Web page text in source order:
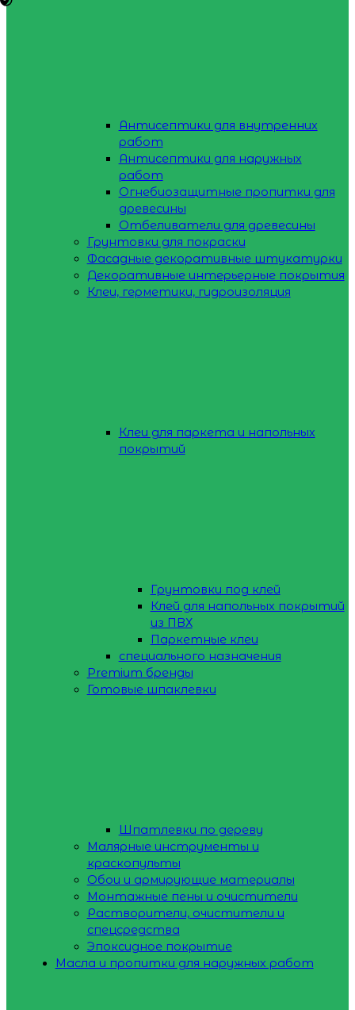
Антисептики для внутренних
работ
Антисептики для наружных
работ
Огнебиозащитные пропитки для
древесины
Отбеливатели для древесины
Грунтовки для покраски
Фасадные декоративные штукатурки
Декоративные интерьерные покрытия
Клеи, герметики, гидроизоляция
Клеи для паркета и напольных
покрытий
Грунтовки под клей
Клей для напольных покрытий
из ПВХ
Паркетные клеи
специального назначения
Premium бренды
Готовые шпаклевки
Шпатлевки по дереву
Малярные инструменты и
краскопульты
Обои и армирующие материалы
Монтажные пены и очистители
Растворители, очистители и
спецсредства
Эпоксидное покрытие
Масла и пропитки для наружных работ